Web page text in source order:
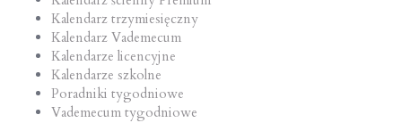
Kalendarz trzymiesięczny
Kalendarz Vademecum
Kalendarze licencyjne
Kalendarze szkolne
Poradniki tygodniowe
Vademecum tygodniowe